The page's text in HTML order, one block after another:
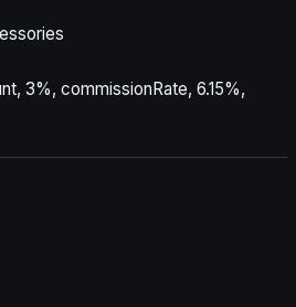
3%, commissionRate, 6.15%,